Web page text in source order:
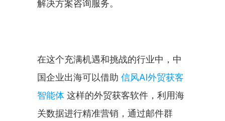
解决方案咨询服务。
在这个充满机遇和挑战的行业中，中
国企业出海可以借助 信风AI外贸获客
智能体 这样的外贸获客软件，利用海
关数据进行精准营销，通过邮件群